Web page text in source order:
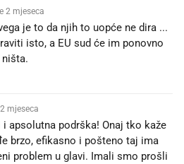
2 mjeseca
je to da njih to uopće ne dira ...
isto, a EU sud će im ponovno
mjeseca
apsolutna podrška! Onaj tko kaže
brzo, efikasno i pošteno taj ima
problem u glavi. Imali smo prošli